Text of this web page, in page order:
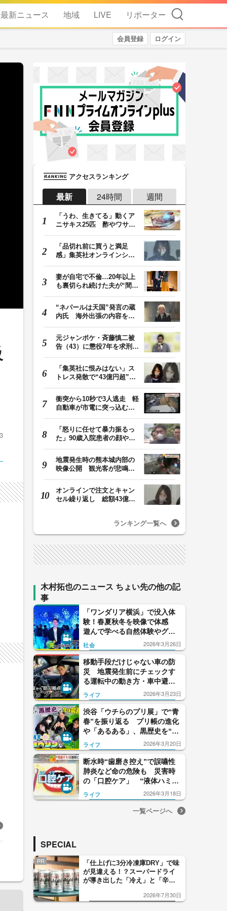
最新ニュース 地域 LIVE リポーター 検索
会員登録 ログイン
アクセスランキング
最新 24時間 週間
「うわ、生きてる」動くア
ニサキス25匹 酢やワサビ
「品切れ前に買うと満足
感」集英社オンラインショ
妻が自宅で不倫…20年以上
も裏切られ続けた夫が“間
“ネパールは天国”発言の蔵
内氏 海外出張の内容を説
元ジャンポケ・斉藤慎二被
告（43）に懲役7年を求刑
「集英社に恨みはない」ス
トレス発散で“43億円超”の
衝突から10秒で3人逃走 軽
自動車が市電に突っ込む一
「怒りに任せて暴力振るっ
た」90歳入院患者の顔や腹
地震発生時の熊本城内部の
映像公開 観光客が悲鳴…
オンラインで注文とキャン
セル繰り返し 総額43億円
ランキング一覧へ
木村拓也のニュース ちょい先の他の記
事
「ワンダリア横浜」で没入体
験！春夏秋冬を映像で体感
遊んで学べる自然体験やグル
メも 【木村拓也のニュース
ちょい先】最終回
社会 2026年3月26日
移動手段だけじゃない車の防
災 地震発生前にチェックす
る運転中の動き方・車中避難
で備えるポイント
ライフ 2026年3月23日
渋谷「ウチらのプリ展」で“青
春”を振り返る プリ帳の進化
や「あるある」、黒歴史を“の
ぞき見る”ことも
ライフ 2026年3月20日
断水時“歯磨き控え”で誤嚥性
肺炎など命の危険も 災害時
の「口腔ケア」 “液体ハミガ
キ”や“指ハミガキ”で対策を
ライフ 2026年3月18日
一覧ページへ
SPECIAL
PR
「仕上げに3分冷凍庫DRY」で味
が見違える！？スーパードライ
が導き出した「冷え」と「辛
した「辛口カーブ」が飲み頃の
2026年7月30日